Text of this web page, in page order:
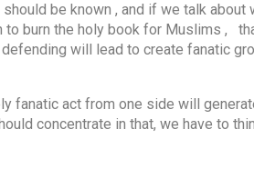
be known , and if we talk
to burn the holy book for Muslims ,
will lead to create fanatic
fanatic act from one side will
concentrate in that, we have to